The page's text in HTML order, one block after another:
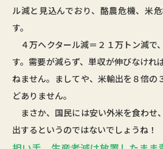
ル減と見込んでおり、酪農危機、米
す。
４万ヘクタール減＝２１万トン減で
す。需要が減らず、単収が伸びなけれ
ねません。ましてや、米輸出を８倍の
どありません。
まさか、国民には安い外米を食わせ
出するというのではないでしょうね！